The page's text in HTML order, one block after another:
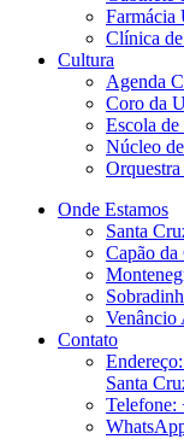
Farmácia
Clínica
Cultura
Agenda
Coro da
Escola
Núcleo
Onde Estamos
Santa
Capão da
Venâncio
Contato
Santa
Telefone: